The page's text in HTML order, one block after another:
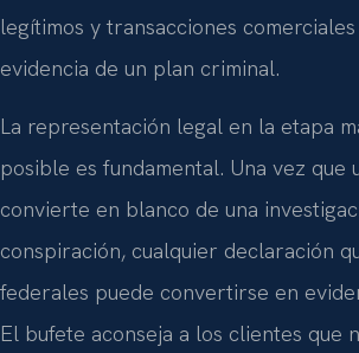
legítimos y transacciones
evidencia de un plan criminal.
La representación legal en la etapa
posible es fundamental. Una vez que
convierte en blanco de una
conspiración, cualquier declaración
federales puede convertirse en
El bufete aconseja a los clientes que